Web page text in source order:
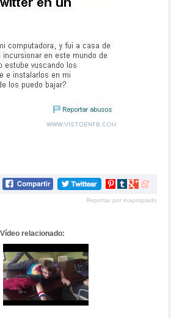
Compartir
Pinterest
Compartir
tumblr
Compartir
Google+
Compartir
meneame
Reportar por inapropiado
Vídeo relacionado: